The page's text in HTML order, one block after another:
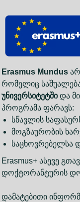
Erasmus Mundus
რომელიც
უნივერსიტეტშიდა
პროგრამა ფარავს:
სწავლის
მოგზაურობის
საცხოვრებელსა
Erasmus+ ასევე
დოქტორანტურის
დამატებითი